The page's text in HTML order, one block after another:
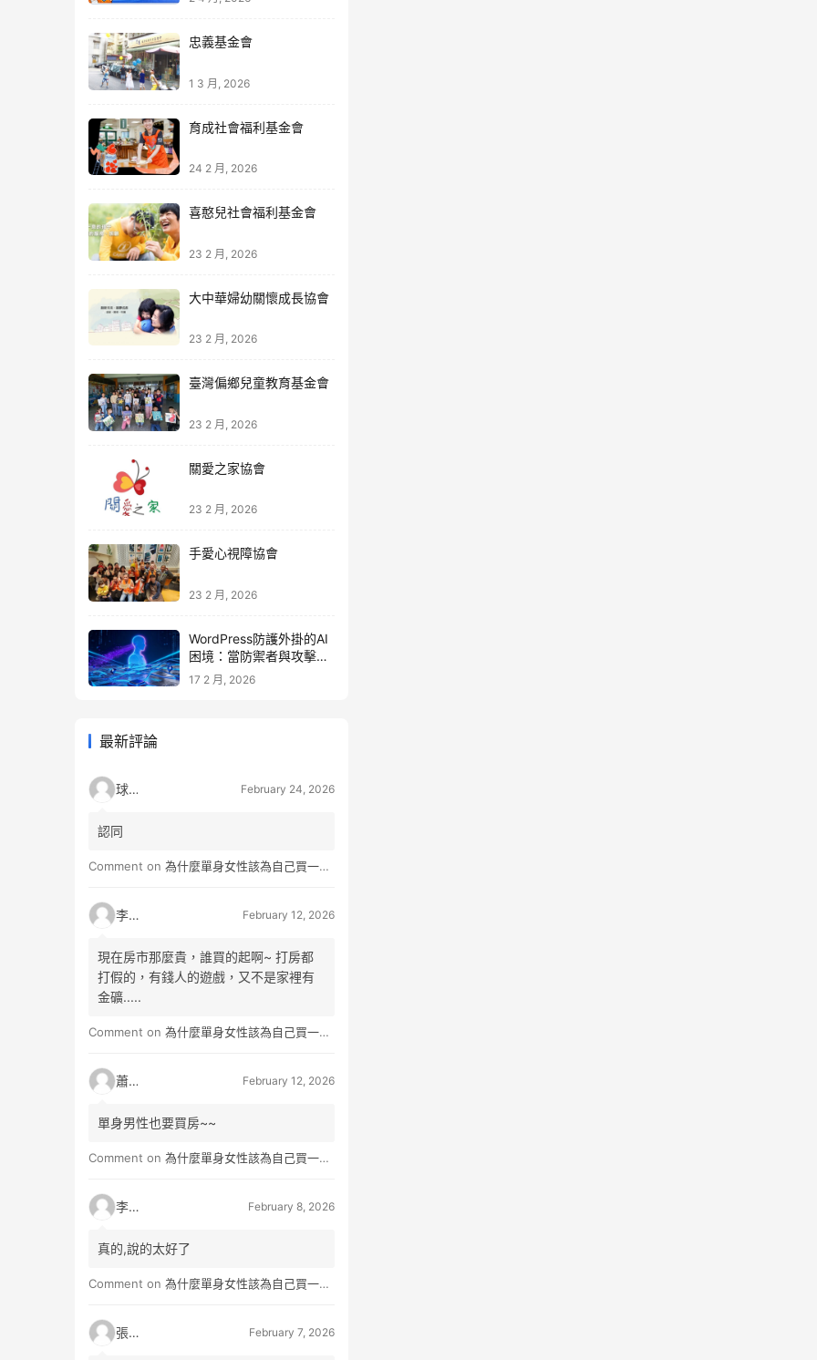
忠義基金會
1 3 月, 2026
育成社會福利基金會
24 2 月, 2026
喜憨兒社會福利基金會
23 2 月, 2026
大中華婦幼關懷成長協會
23 2 月, 2026
臺灣偏鄉兒童教育基金會
23 2 月, 2026
關愛之家協會
23 2 月, 2026
手愛心視障協會
23 2 月, 2026
WordPress防護外掛的AI
困境：當防禦者與攻擊者
同時升級
17 2 月, 2026
最新評論
球球 February 24, 2026
認同
Comment on 為什麼單身女性該為自己買一間房？不只為了棲身，更是為人生買一份「選擇權」
李小松 February 12, 2026
現在房市那麼貴，誰買的起啊~ 打房都
打假的，有錢人的遊戲，又不是家裡有
金礦.....
Comment on 為什麼單身女性該為自己買一間房？不只為了棲身，更是為人生買一份「選擇權」
蕭雨 February 12, 2026
單身男性也要買房~~
Comment on 為什麼單身女性該為自己買一間房？不只為了棲身，更是為人生買一份「選擇權」
李小真 February 8, 2026
真的,說的太好了
Comment on 為什麼單身女性該為自己買一間房？不只為了棲身，更是為人生買一份「選擇權」
張小玉 February 7, 2026